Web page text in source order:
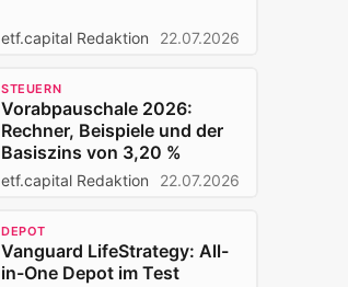
etf.capital Redaktion 22.07.2026
STEUERN
Vorabpauschale 2026:
Rechner, Beispiele und der
Basiszins von 3,20 %
etf.capital Redaktion 22.07.2026
DEPOT
Vanguard LifeStrategy: All-
in-One Depot im Test